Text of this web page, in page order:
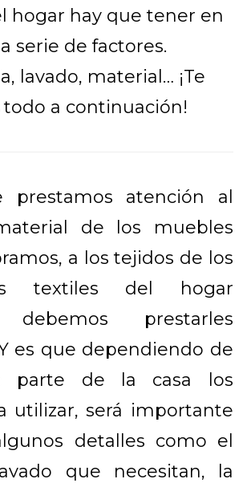
hogar hay que tener en
serie de factores.
lavado, material… ¡Te
a continuación!
prestamos atención al
de los muebles
a los tejidos de los
textiles del hogar
debemos prestarles
es que dependiendo de
parte de la casa los
utilizar, será importante
detalles como el
que necesitan, la